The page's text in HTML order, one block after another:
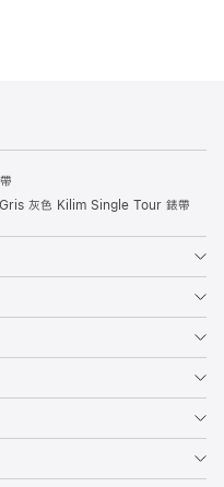
灰色 Kilim Single Tour 錶帶